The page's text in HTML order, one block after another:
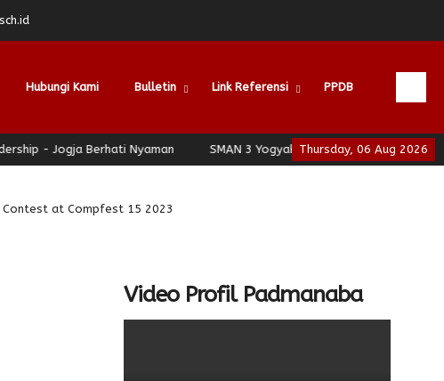
Hubungi Kami Bulletin Link Referensi PPDB
Thursday, 06 Aug 2026
- Jogja Berhati Nyaman SMAN 3 Yogyakarta - School of Leadership
at Compfest 15 2023
Video Profil Padmanaba